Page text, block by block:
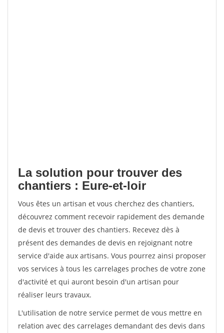
La solution pour trouver des
chantiers : Eure-et-loir
Vous êtes un artisan et vous cherchez des chantiers,
découvrez comment recevoir rapidement des demande
de devis et trouver des chantiers. Recevez dès à
présent des demandes de devis en rejoignant notre
service d'aide aux artisans. Vous pourrez ainsi proposer
vos services à tous les carrelages proches de votre zone
d'activité et qui auront besoin d'un artisan pour
réaliser leurs travaux.
L'utilisation de notre service permet de vous mettre en
relation avec des carrelages demandant des devis dans